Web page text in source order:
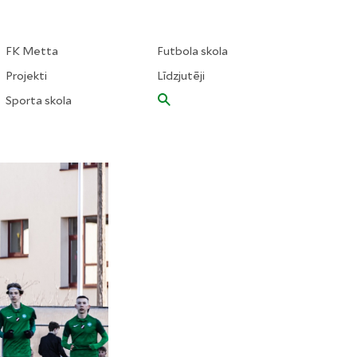
FK Metta
Projekti
Sporta skola
Futbola skola
Līdzjutēji